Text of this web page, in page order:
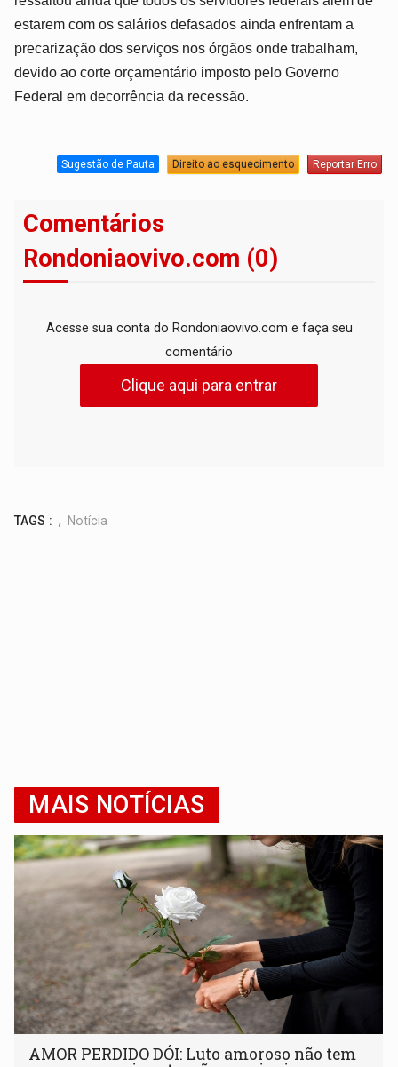
estarem com os salários defasados ainda enfrentam a
precarização dos serviços nos órgãos onde trabalham,
devido ao corte orçamentário imposto pelo Governo
Federal em decorrência da recessão.
Sugestão de Pauta Direito ao esquecimento Reportar Erro
Comentários
Rondoniaovivo.com (0)
Acesse sua conta do Rondoniaovivo.com e faça seu
comentário
Clique aqui para entrar
TAGS : , Notícia
MAIS NOTÍCIAS
AMOR PERDIDO DÓI: Luto amoroso não tem